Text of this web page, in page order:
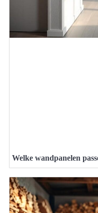
Welke wandpanelen